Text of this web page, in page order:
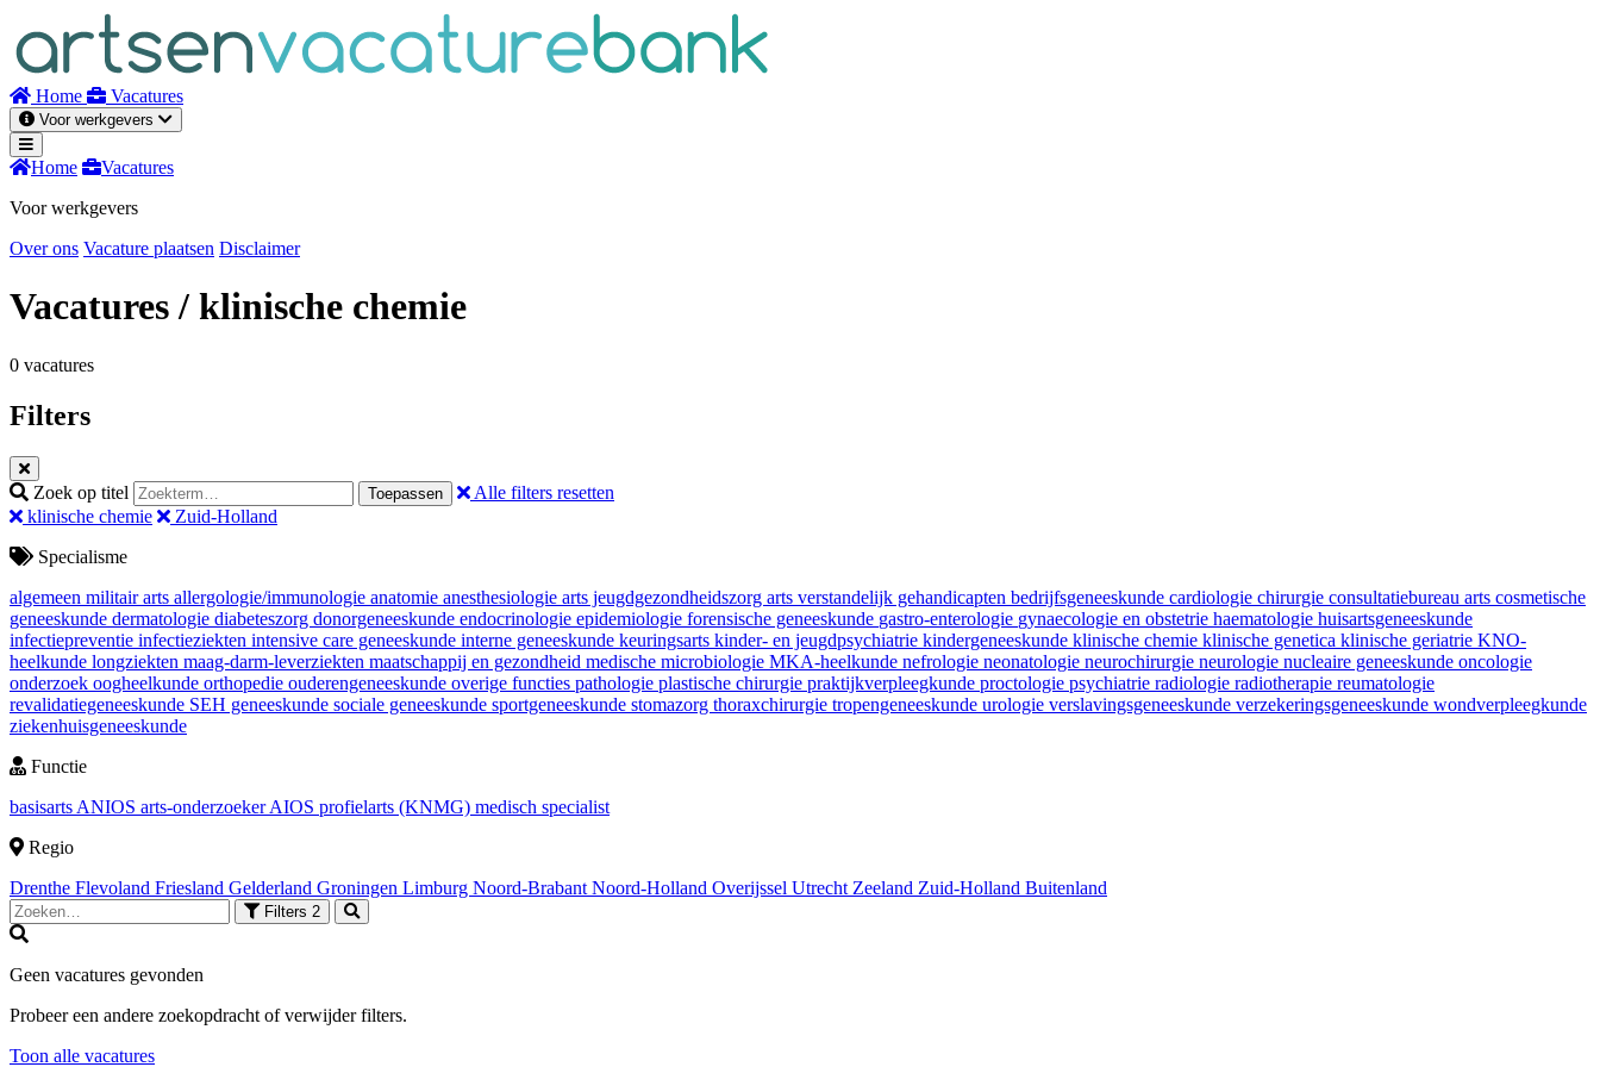
inhoud
Home Vacatures
Voor werkgevers
Home
Vacatures
Voor werkgevers
Over ons Vacature plaatsen Disclaimer
Vacatures/ klinische chemie
0 vacatures
Filters
Zoek op titel Toepassen
Alle filters resetten
klinische chemie
Zuid-Holland
Specialisme
algemeen militair arts allergologie/immunologie anatomie anesthesiologie arts jeugdgezondheidszorg arts verstandelijk gehandicapten bedrijfsgeneeskunde cardiologie chirurgie consultatiebureau arts cosmetische
geneeskunde dermatologie diabeteszorg donorgeneeskunde endocrinologie epidemiologie forensische geneeskunde gastro-enterologie gynaecologie en obstetrie haematologie huisartsgeneeskunde
infectiepreventie infectieziekten intensive care geneeskunde interne geneeskunde keuringsarts kinder- en jeugdpsychiatrie kindergeneeskunde klinische chemie klinische genetica klinische geriatrie KNO-
heelkunde longziekten maag-darm-leverziekten maatschappij en gezondheid medische microbiologie MKA-heelkunde nefrologie neonatologie neurochirurgie neurologie nucleaire geneeskunde oncologie
onderzoek oogheelkunde orthopedie ouderengeneeskunde overige functies pathologie plastische chirurgie praktijkverpleegkunde proctologie psychiatrie radiologie radiotherapie reumatologie
revalidatiegeneeskunde SEH geneeskunde sociale geneeskunde sportgeneeskunde stomazorg thoraxchirurgie tropengeneeskunde urologie verslavingsgeneeskunde verzekeringsgeneeskunde wondverpleegkunde
ziekenhuisgeneeskunde
Functie
basisarts ANIOS arts-onderzoekerAIOS profielarts (KNMG) medisch specialist
Regio
Drenthe Flevoland Friesland Gelderland Groningen Limburg Noord-Brabant Noord-Holland Overijssel Utrecht Zeeland Zuid-Holland Buitenland
Filters 2
Geen vacatures gevonden
Probeer een andere zoekopdracht of verwijder filters.
Toon alle vacatures